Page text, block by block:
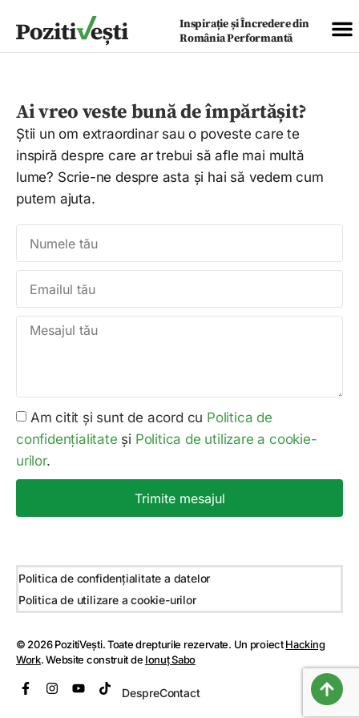
Inspirație și Încredere din
România Performantă
Ai vreo veste bună de împărtășit?
Ştii un om extraordinar sau o poveste care te
inspiră despre care ar trebui să afle mai multă
lume? Scrie-ne despre asta și hai să vedem cum
putem ajuta.
Am citit și sunt de acord cu Politica de
confidențialitate și Politica de utilizare a cookie-
urilor.
Trimite mesajul
Politica de confidențialitate a datelor
Politica de utilizare a cookie-urilor
© 2026 PozitiVești. Toate drepturile rezervate. Un proiectHacking
Work. Website construit de Ionuț Sabo
DespreContact